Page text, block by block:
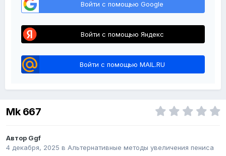
Войти с помощью Google
Войти с помощью Яндекс
Войти с помощью MAIL.RU
Mk 667
Автор Ggf
4 декабря, 2025 в Альтернативные методы увеличения пениса